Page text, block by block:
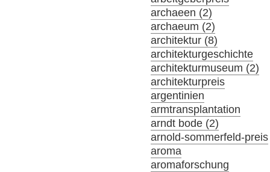
archaeen (2)
archaeum (2)
architektur (8)
architekturgeschichte
architekturmuseum (2)
architekturpreis
argentinien
armtransplantation
arndt bode (2)
arnold-sommerfeld-preis
aroma
aromaforschung